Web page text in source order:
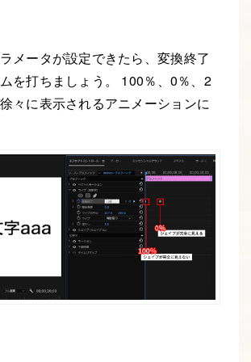
メータが設定できたら、変換終了
を打ちましょう。 100％、0％、2
々に表示されるアニメーションに